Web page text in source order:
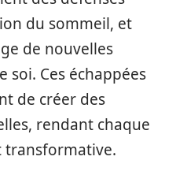
du sommeil, et
de nouvelles
soi. Ces échappées
de créer des
rendant chaque
transformative.